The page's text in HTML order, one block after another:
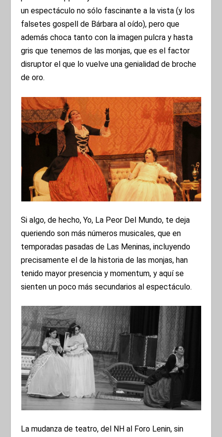
un espectáculo no sólo fascinante a la vista (y los
falsetes gospell de Bárbara al oído), pero que
además choca tanto con la imagen pulcra y hasta
gris que tenemos de las monjas, que es el factor
disruptor el que lo vuelve una genialidad de broche
de oro.
Si algo, de hecho, Yo, La Peor Del Mundo, te deja
queriendo son más números musicales, que en
temporadas pasadas de Las Meninas, incluyendo
precisamente el de la historia de las monjas, han
tenido mayor presencia y momentum, y aquí se
sienten un poco más secundarios al espectáculo.
La mudanza de teatro, del NH al Foro Lenin, sin